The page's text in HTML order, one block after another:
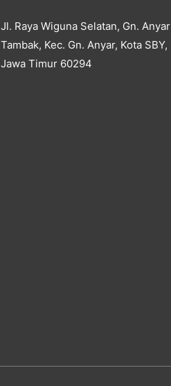
Jl. Raya Wiguna Selatan, Gn. Anyar
Tambak, Kec. Gn. Anyar, Kota SBY,
Jawa Timur 60294